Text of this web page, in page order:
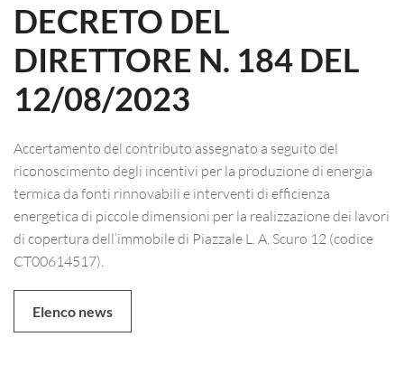
DECRETO DEL
DIRETTORE N. 184 DEL
12/08/2023
Accertamento del contributo assegnato a seguito del
riconoscimento degli incentivi per la produzione di energia
termica da fonti rinnovabili e interventi di efficienza
energetica di piccole dimensioni per la realizzazione dei lavori
di copertura dell’immobile di Piazzale L. A. Scuro 12 (codice
CT00614517).
Elenco news